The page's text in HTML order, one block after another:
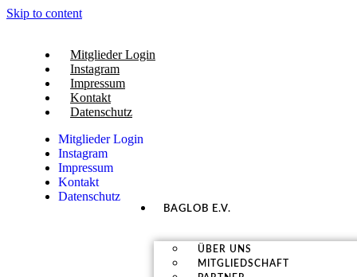
Skip to content
Mitglieder Login
Instagram
Impressum
Kontakt
Datenschutz
Mitglieder Login
Instagram
Impressum
Kontakt
Datenschutz
BAGLOB E.V.
ÜBER UNS
MITGLIEDSCHAFT